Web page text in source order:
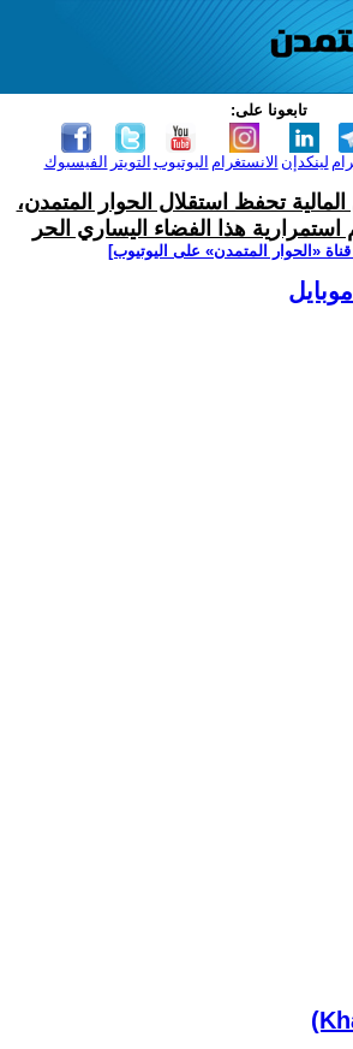
تابعونا على:
الفيسبوك التويتر اليوتيوب الانستغرام لينكدإن
تحفظ استقلال الحوار المتمدن،
هذا الفضاء اليساري الحر
‫«الحوار المتمدن» على اليوتيوب]